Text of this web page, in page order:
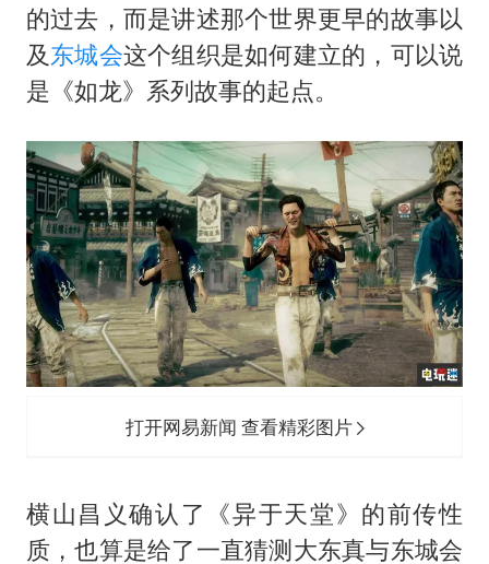
的过去，而是讲述那个世界更早的故事以
及东城会这个组织是如何建立的，可以说
是《如龙》系列故事的起点。
打开网易新闻 查看精彩图片
横山昌义确认了《异于天堂》的前传性
质，也算是给了一直猜测大东真与东城会